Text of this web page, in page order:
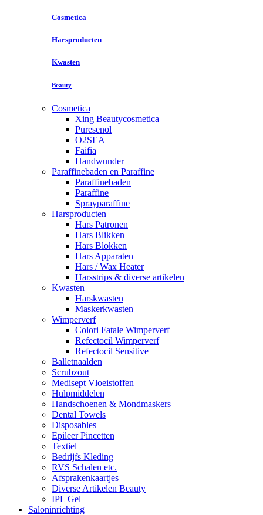
Cosmetica
Harsproducten
Kwasten
Beauty
Cosmetica
Xing Beautycosmetica
Puresenol
O2SEA
Faifia
Handwunder
Paraffinebaden en Paraffine
Paraffinebaden
Paraffine
Sprayparaffine
Harsproducten
Hars Patronen
Hars Blikken
Hars Blokken
Hars Apparaten
Hars / Wax Heater
Harsstrips & diverse artikelen
Kwasten
Harskwasten
Maskerkwasten
Wimperverf
Colori Fatale Wimperverf
Refectocil Wimperverf
Refectocil Sensitive
Balletnaalden
Scrubzout
Medisept Vloeistoffen
Hulpmiddelen
Handschoenen & Mondmaskers
Dental Towels
Disposables
Epileer Pincetten
Textiel
Bedrijfs Kleding
RVS Schalen etc.
Afsprakenkaartjes
Diverse Artikelen Beauty
IPL Gel
Saloninrichting